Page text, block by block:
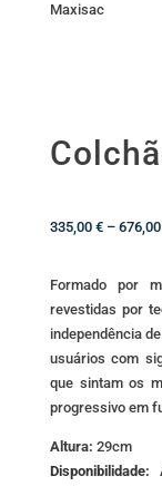
Maxisac
335,00 € – 676,00
Formado por
revestidas por
independência
usuários com
que sintam os
progressivo em
Altura: 29cm
Disponibilidade: